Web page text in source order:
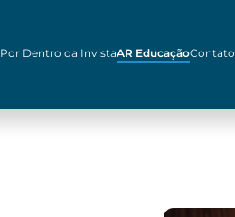
Por Dentro da InvistaAR EducaçãoContato